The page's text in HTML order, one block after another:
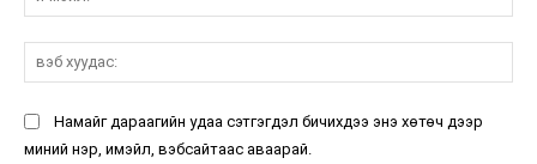
Намайг дараагийн удаа сэтгэгдэл бичихдээ энэ хөтөч дээр
миний нэр, имэйл, вэбсайтаас аваарай.